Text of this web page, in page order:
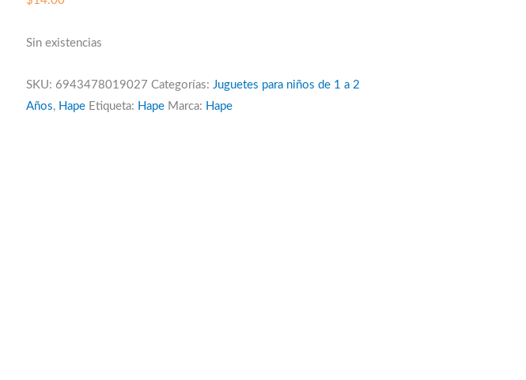
Sin existencias
SKU: 6943478019027 Categorías: Juguetes para niños de 1 a 2
Años, Hape Etiqueta: Hape Marca: Hape